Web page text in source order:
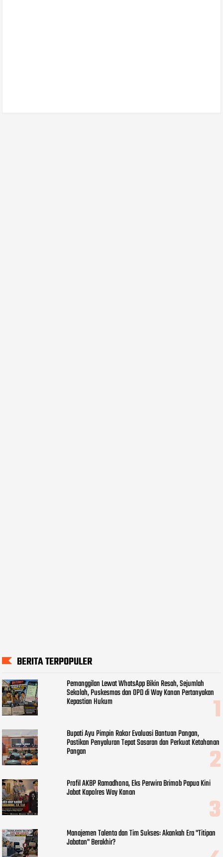
BERITA TERPOPULER
Pemanggilan Lewat WhatsApp Bikin Resah, Sejumlah
Sekolah, Puskesmas dan OPD di Way Kanan Pertanyakan
Kepastian Hukum
Bupati Ayu Pimpin Rakor Evaluasi Bantuan Pangan,
Pastikan Penyaluran Tepat Sasaran dan Perkuat Ketahanan
Pangan
Profil AKBP Ramadhona, Eks Perwira Brimob Papua Kini
Jabat Kapolres Way Kanan
Manajemen Talenta dan Tim Sukses: Akankah Era "Titipan
Jabatan" Berakhir?